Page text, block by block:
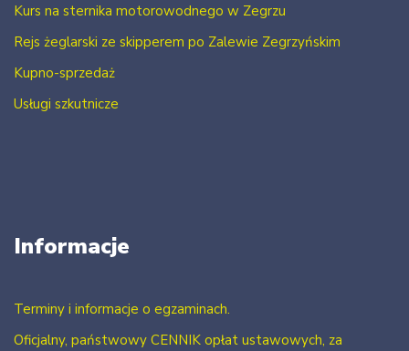
Kurs na sternika motorowodnego w Zegrzu
Rejs żeglarski ze skipperem po Zalewie Zegrzyńskim
Kupno-sprzedaż
Usługi szkutnicze
Informacje
Terminy i informacje o egzaminach.
Oficjalny, państwowy CENNIK opłat ustawowych, za